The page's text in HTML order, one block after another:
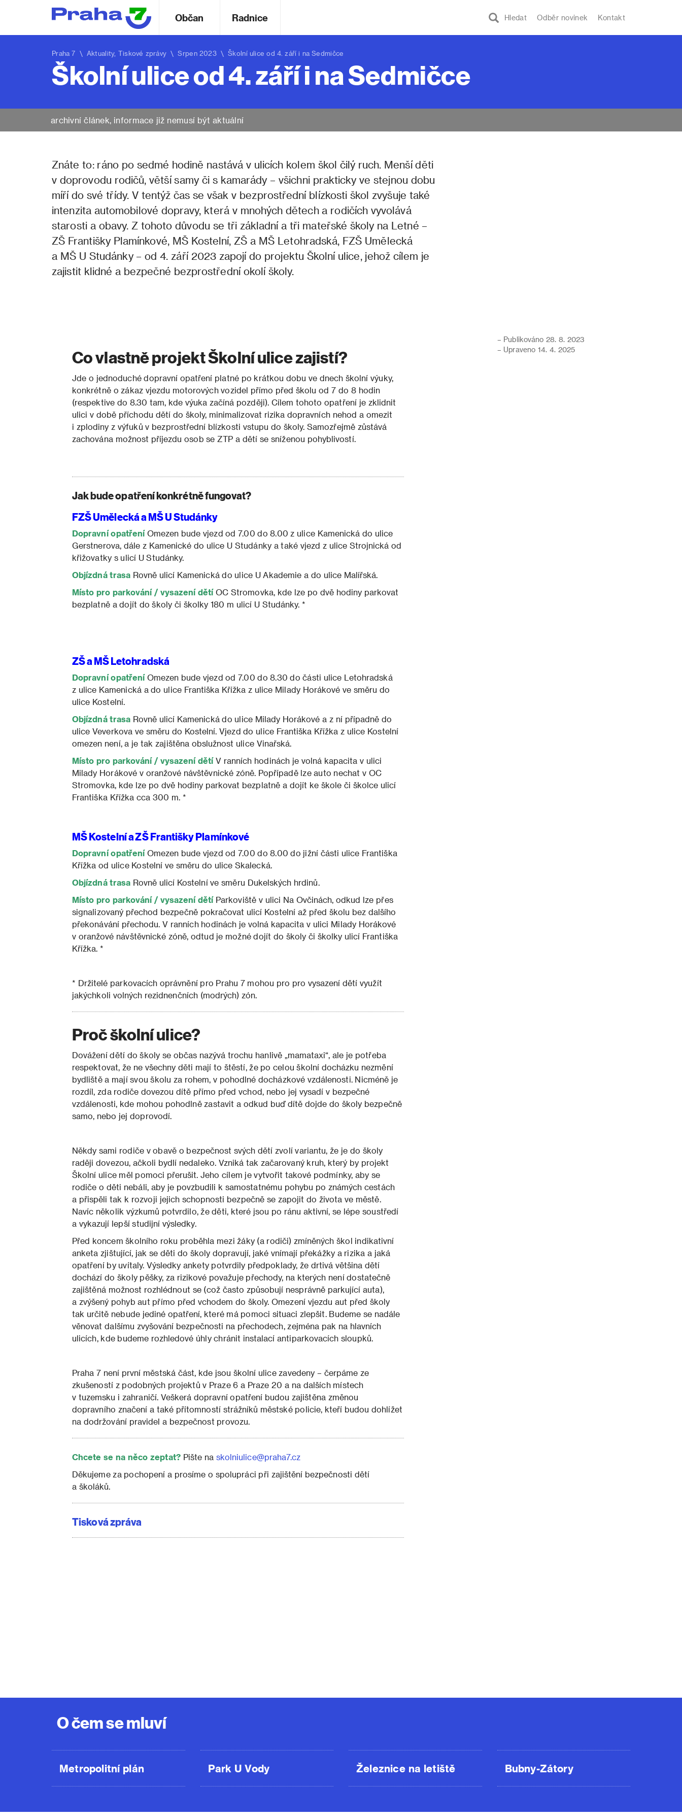
Hledat Odběr novinek Kontakt
Občan Radnice
Praha 7 \ Aktuality, Tiskové zprávy \ Srpen 2023 \ Školní ulice od 4. září i na Sedmičce
Školní ulice od 4. září i na Sedmičce
archivní článek, informace již nemusí být aktuální
Znáte to: ráno po sedmé hodině nastává v ulicích kolem škol čilý ruch. Menší děti
v doprovodu rodičů, větší samy či s kamarády – všichni prakticky ve stejnou dobu
míří do své třídy. V tentýž čas se však v bezprostřední blízkosti škol zvyšuje také
intenzita automobilové dopravy, která v mnohých dětech a rodičích vyvolává
starosti a obavy. Z tohoto důvodu se tři základní a tři mateřské školy na Letné –
ZŠ Františky Plamínkové, MŠ Kostelní, ZŠ a MŠ Letohradská, FZŠ Umělecká
a MŠ U Studánky – od 4. září 2023 zapojí do projektu Školní ulice, jehož cílem je
zajistit klidné a bezpečné bezprostřední okolí školy.
Co vlastně projekt Školní ulice zajistí?
Jde o jednoduché dopravní opatření platné po krátkou dobu ve dnech školní výuky,
konkrétně o zákaz vjezdu motorových vozidel přímo před školu od 7 do 8 hodin
(respektive do 8.30 tam, kde výuka začíná později). Cílem tohoto opatření je zklidnit
ulici v době příchodu dětí do školy, minimalizovat rizika dopravních nehod a omezit
i zplodiny z výfuků v bezprostřední blízkosti vstupu do školy. Samozřejmě zůstává
zachována možnost příjezdu osob se ZTP a dětí se sníženou pohyblivostí.
Jak bude opatření konkrétně fungovat?
FZŠ Umělecká a MŠ U Studánky
Dopravní opatření Omezen bude vjezd od 7.00 do 8.00 z ulice Kamenická do ulice
Gerstnerova, dále z Kamenické do ulice U Studánky a také vjezd z ulice Strojnická od
křižovatky s ulicí U Studánky.
Objízdná trasa Rovně ulicí Kamenická do ulice U Akademie a do ulice Malířská.
Místo pro parkování / vysazení dětíOC Stromovka, kde lze po dvě hodiny parkovat
bezplatně a dojít do školy či školky 180 m ulicí U Studánky. *
ZŠ a MŠ Letohradská
Dopravní opatřeníOmezen bude vjezd od 7.00 do 8.30 do části ulice Letohradská
z ulice Kamenická a do ulice Františka Křížka z ulice Milady Horákové ve směru do
ulice Kostelní.
Objízdná trasa Rovně ulicí Kamenická do ulice Milady Horákové a z ní případně do
ulice Veverkova ve směru do Kostelní. Vjezd do ulice Františka Křížka z ulice Kostelní
omezen není, a je tak zajištěna obslužnost ulice Vinařská.
Místo pro parkování / vysazení dětíV ranních hodinách je volná kapacita v ulici
Milady Horákové v oranžové návštěvnické zóně. Popřípadě lze auto nechat v OC
Stromovka, kde lze po dvě hodiny parkovat bezplatně a dojít ke škole či školce ulicí
Františka Křížka cca 300 m. *
MŠ Kostelní a ZŠ Františky Plamínkové
Dopravní opatření Omezen bude vjezd od 7.00 do 8.00 do jižní části ulice Františka
Křížka od ulice Kostelní ve směru do ulice Skalecká.
Objízdná trasa Rovně ulicí Kostelní ve směru Dukelských hrdinů.
Místo pro parkování / vysazení dětí Parkoviště v ulici Na Ovčinách, odkud lze přes
signalizovaný přechod bezpečně pokračovat ulicí Kostelní až před školu bez dalšího
překonávání přechodu. V ranních hodinách je volná kapacita v ulici Milady Horákové
v oranžové návštěvnické zóně, odtud je možné dojít do školy či školky ulicí Františka
Křížka. *
* Držitelé parkovacích oprávnění pro Prahu 7 mohou pro pro vysazení dětí využít
jakýchkoli volných rezidnenčních (modrých) zón.
Proč školní ulice?
Dovážení dětí do školy se občas nazývá trochu hanlivě „mamataxi“, ale je potřeba
respektovat, že ne všechny děti mají to štěstí, že po celou školní docházku nezmění
bydliště a mají svou školu za rohem, v pohodlné docházkové vzdálenosti. Nicméně je
rozdíl, zda rodiče dovezou dítě přímo před vchod, nebo jej vysadí v bezpečné
vzdálenosti, kde mohou pohodlně zastavit a odkud buď dítě dojde do školy bezpečně
samo, nebo jej doprovodí.
Někdy sami rodiče v obavě o bezpečnost svých dětí zvolí variantu, že je do školy
raději dovezou, ačkoli bydlí nedaleko. Vzniká tak začarovaný kruh, který by projekt
Školní ulice měl pomoci přerušit. Jeho cílem je vytvořit takové podmínky, aby se
rodiče o děti nebáli, aby je povzbudili k samostatnému pohybu po známých cestách
a přispěli tak k rozvoji jejich schopnosti bezpečně se zapojit do života ve městě.
Navíc několik výzkumů potvrdilo, že děti, které jsou po ránu aktivní, se lépe soustředí
a vykazují lepší studijní výsledky.
Před koncem školního roku proběhla mezi žáky (a rodiči) zmíněných škol indikativní
anketa zjištující, jak se děti do školy dopravují, jaké vnímají překážky a rizika a jaká
opatření by uvítaly. Výsledky ankety potvrdily předpoklady, že drtivá většina dětí
dochází do školy pěšky, za rizikové považuje přechody, na kterých není dostatečně
zajištěná možnost rozhlédnout se (což často způsobují nesprávně parkující auta),
a zvýšený pohyb aut přímo před vchodem do školy. Omezení vjezdu aut před školy
tak určitě nebude jediné opatření, které má pomoci situaci zlepšit. Budeme se nadále
věnovat dalšímu zvyšování bezpečnosti na přechodech, zejména pak na hlavních
ulicích, kde budeme rozhledové úhly chránit instalací antiparkovacích sloupků.
Praha 7 není první městská část, kde jsou školní ulice zavedeny – čerpáme ze
zkušeností z podobných projektů v Praze 6 a Praze 20 a na dalších místech
v tuzemsku i zahraničí. Veškerá dopravní opatření budou zajištěna změnou
dopravního značení a také přítomností strážníků městské policie, kteří budou dohlížet
na dodržování pravidel a bezpečnost provozu.
Chcete se na něco zeptat?Pište na skolniulice@praha7.cz
Děkujeme za pochopení a prosíme o spolupráci při zajištění bezpečnosti dětí
a školáků.
Tisková zpráva
– Publikováno 28. 8. 2023
– Upraveno 14. 4. 2025
O čem se mluví
Metropolitní plán Park U Vody Železnice na letiště Bubny-Zátory